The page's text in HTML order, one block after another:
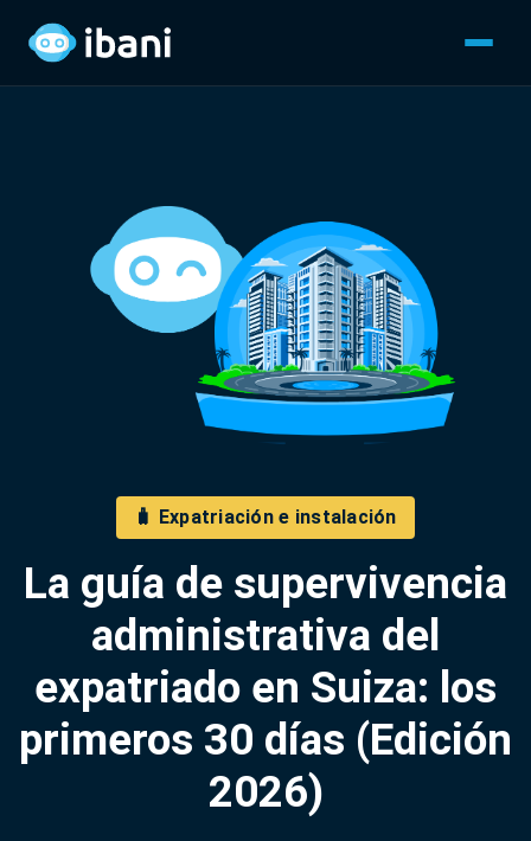
🧳 Expatriación e instalación
La guía de supervivencia
administrativa del
expatriado en Suiza: los
primeros 30 días (Edición
2026)